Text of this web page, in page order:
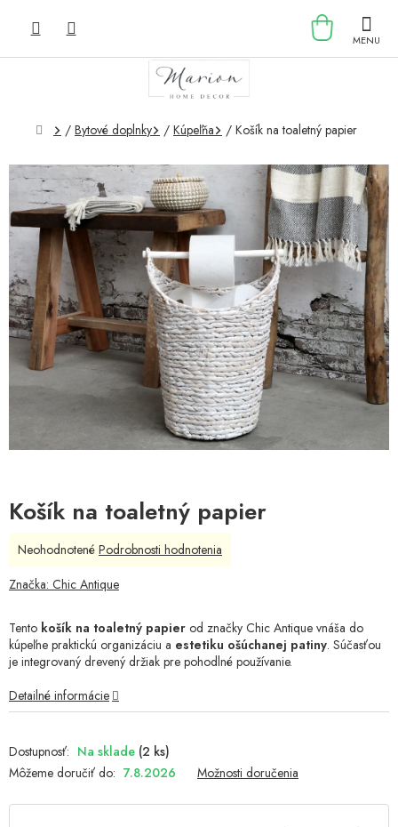
KOŠÍK
Domov
/ Bytové doplnky / Kúpeľňa / Košík na toaletný papier
Košík na toaletný papier
Na sklade (2 ks)
Môžeme doručiť do: 7.8.2026 Možnosti doručenia
Tento košík na toaletný papier od značky Chic Antique vnáša do
kúpeľne praktickú organizáciu a estetiku ošúchanej patiny. Súčasťou
je integrovaný drevený držiak pre pohodlné používanie.
Detailné informácie
Priemerné
produktu
z
5
hviezdičiek.
Neohodnotené Podrobnosti hodnotenia
Značka: Chic Antique